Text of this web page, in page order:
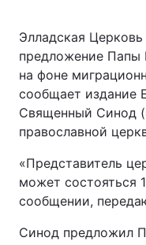
Элладская Церковь
предложение Папы
на фоне
сообщает издание
Священный Синод
православной
«Представитель
может состояться
сообщении,
Синод предложил